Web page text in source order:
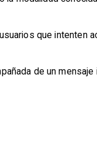
que intenten
de un